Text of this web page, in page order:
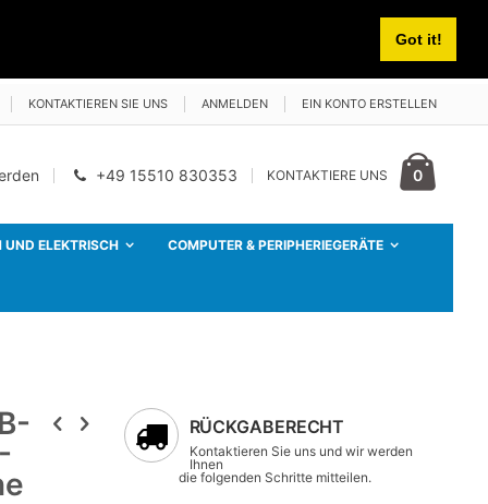
Got it!
KONTAKTIEREN SIE UNS ANMELDEN EIN KONTO ERSTELLEN
0Artikel
+49 15510 830353 KONTAKTIERE UNS
UND ELEKTRISCH COMPUTER & PERIPHERIEGERÄTE
RÜCKGABERECHT
Kontaktieren Sie uns und wir werden
Ihnen
die folgenden Schritte mitteilen.